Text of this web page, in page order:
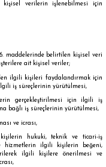
kişisel verilerin işlenebilmesi için
maddelerinde belirtilen kişisel veri
ait kişisel veriler;
ilgili kişileri faydalandırmak için
iş süreçlerinin yürütülmesi,
gerçekleştirilmesi için ilgili iş
bağlı iş süreçlerinin yürütülmesi,
ve icrası,
hukuki, teknik ve ticari-iş
hizmetlerin ilgili kişilerin beğeni,
ilgili kişilere önerilmesi ve